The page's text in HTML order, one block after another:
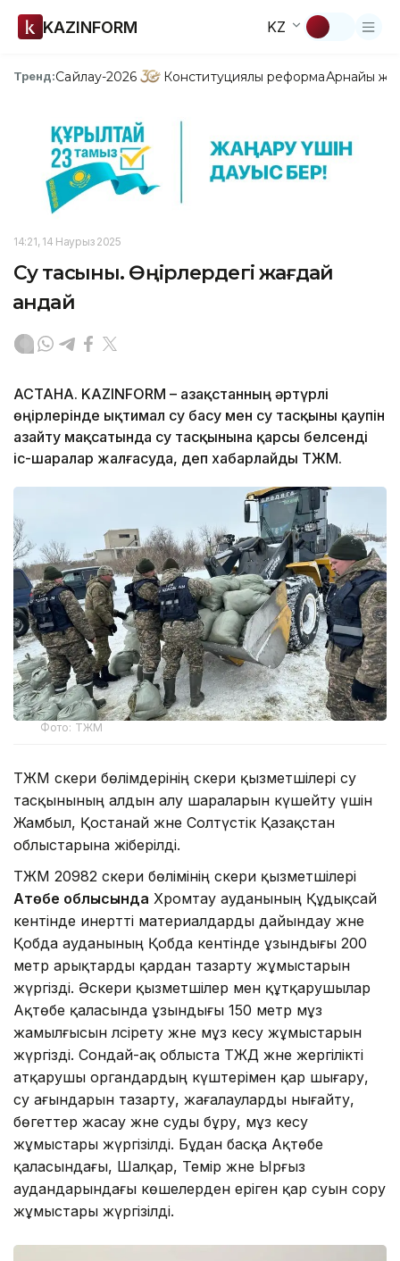
KAZINFORM KZ
Тренд:Сайлау-2026 Конституциялық реформаАрнайы
14:21, 14 Наурыз 2025
Су тасқыны. Өңірлердегі жағдай
қандай
АСТАНА. KAZINFORM – Қазақстанның әртүрлі
өңірлерінде ықтимал су басу мен су тасқыны қаупін
азайту мақсатында су тасқынына қарсы белсенді
іс-шаралар жалғасуда, деп хабарлайды ТЖМ.
Фото: ТЖМ
ТЖМ әскери бөлімдерінің әскери қызметшілері су
тасқынының алдын алу шараларын күшейту үшін
Жамбыл, Қостанай және Солтүстік Қазақстан
облыстарына жіберілді.
ТЖМ 20982 әскери бөлімінің әскери қызметшілері
Ақтөбе облысында Хромтау ауданының Құдықсай
кентінде инертті материалдарды дайындау және
Қобда ауданының Қобда кентінде ұзындығы 200
метр арықтарды қардан тазарту жұмыстарын
жүргізді. Әскери қызметшілер мен құтқарушылар
Ақтөбе қаласында ұзындығы 150 метр мұз
жамылғысын әлсірету және мұз кесу жұмыстарын
жүргізді. Сондай-ақ облыста ТЖД және жергілікті
атқарушы органдардың күштерімен қар шығару,
су ағындарын тазарту, жағалауларды нығайту,
бөгеттер жасау және суды бұру, мұз кесу
жұмыстары жүргізілді. Бұдан басқа Ақтөбе
қаласындағы, Шалқар, Темір және Ырғыз
аудандарындағы көшелерден еріген қар суын сору
жұмыстары жүргізілді.